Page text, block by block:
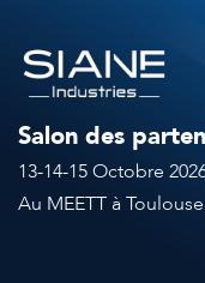
Salon des
13-14-15 Octobre
Au MEETT à Toulouse